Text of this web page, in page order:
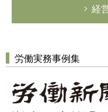
経
労働実務事例集